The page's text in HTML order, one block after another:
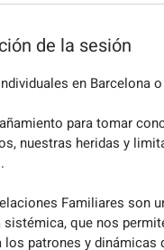
de la sesión
en Barcelona
para tomar
nuestras heridas y
Familiares son
que nos
los patrones y